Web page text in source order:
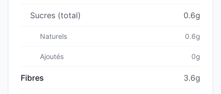
Sucres (total) 0.6g
Naturels 0.6g
Ajoutés 0g
Fibres 3.6g